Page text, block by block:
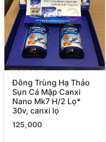
Đông Trùng Hạ Thảo
Sụn Cá Mập Canxi
Nano Mk7 H/2 Lọ*
30v, canxi lọ
125,000